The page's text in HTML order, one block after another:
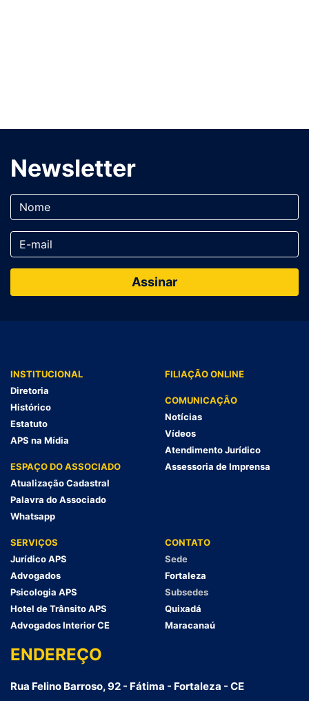
Newsletter
INSTITUCIONAL
Diretoria
Histórico
Estatuto
APS na Mídia
ESPAÇO DO ASSOCIADO
Atualização Cadastral
Palavra do Associado
Whatsapp
FILIAÇÃO ONLINE
COMUNICAÇÃO
Notícias
Vídeos
Atendimento Jurídico
Assessoria de Imprensa
SERVIÇOS
Jurídico APS
Advogados
Psicologia APS
Hotel de Trânsito APS
Advogados Interior CE
CONTATO
Sede
Fortaleza
Subsedes
Quixadá
Maracanaú
ENDEREÇO
Rua Felino Barroso, 92 - Fátima - Fortaleza - CE